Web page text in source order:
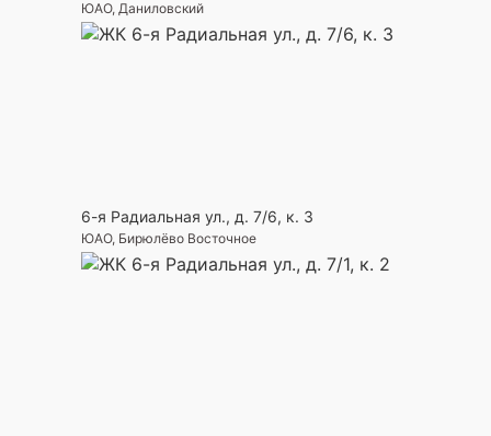
ЮАО, Даниловский
6-я Радиальная ул., д. 7/6, к. 3
ЮАО, Бирюлёво Восточное